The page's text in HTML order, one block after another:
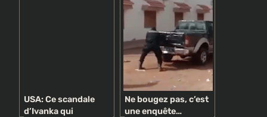
USA: Ce scandale
d’Ivanka qui
Ne bougez pas, c’est
une enquête…